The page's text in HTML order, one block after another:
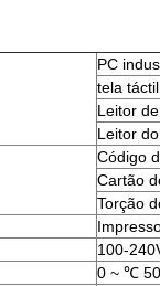
PC
tela
Leitor
Leitor
Código
Cartão
Torção
100-
0 ~ ℃ 50